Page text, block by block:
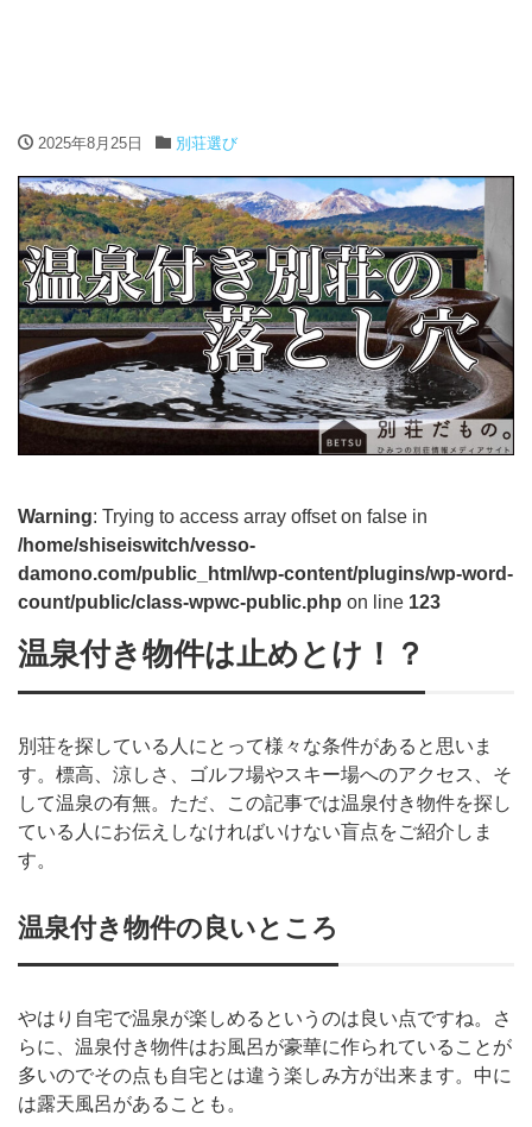
2025年8月25日 別荘選び
Warning: Trying to access array offset on false in
/home/shiseiswitch/vesso-
damono.com/public_html/wp-content/plugins/wp-word-
count/public/class-wpwc-public.php on line 123
温泉付き物件は止めとけ！？
別荘を探している人にとって様々な条件があると思いま
す。標高、涼しさ、ゴルフ場やスキー場へのアクセス、そ
して温泉の有無。ただ、この記事では温泉付き物件を探し
ている人にお伝えしなければいけない盲点をご紹介しま
す。
温泉付き物件の良いところ
やはり自宅で温泉が楽しめるというのは良い点ですね。さ
らに、温泉付き物件はお風呂が豪華に作られていることが
多いのでその点も自宅とは違う楽しみ方が出来ます。中に
は露天風呂があることも。